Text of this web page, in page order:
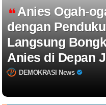
Anies Ogah-
dengan
Langsung
Anies di Depan
DEMOKRASI News